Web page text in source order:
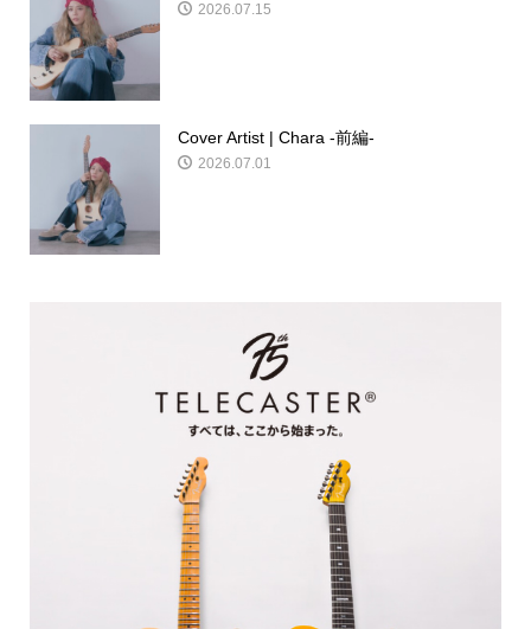
2026.07.15
Cover Artist | Chara -前編-
2026.07.01